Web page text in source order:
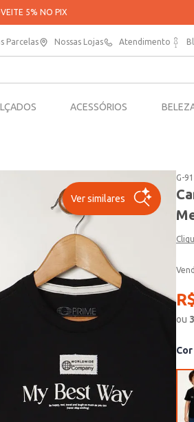
EM ATÉ 5X SEM JUROS*
Parcelas Nossas Lojas Atendimento
ACESSÓRIOS
Ver similares
G-91
ou
Cor